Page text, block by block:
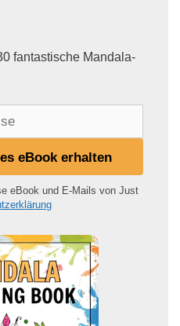
fantastische Mandala-
eBook erhalten
eBook und E-Mails von Just